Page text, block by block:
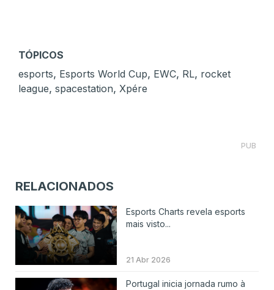
TÓPICOS
esports, Esports World Cup, EWC, RL, rocket
league, spacestation, Xpére
PUB
RELACIONADOS
Esports Charts revela esports
mais visto...
21 Abr 2026
Portugal inicia jornada rumo à